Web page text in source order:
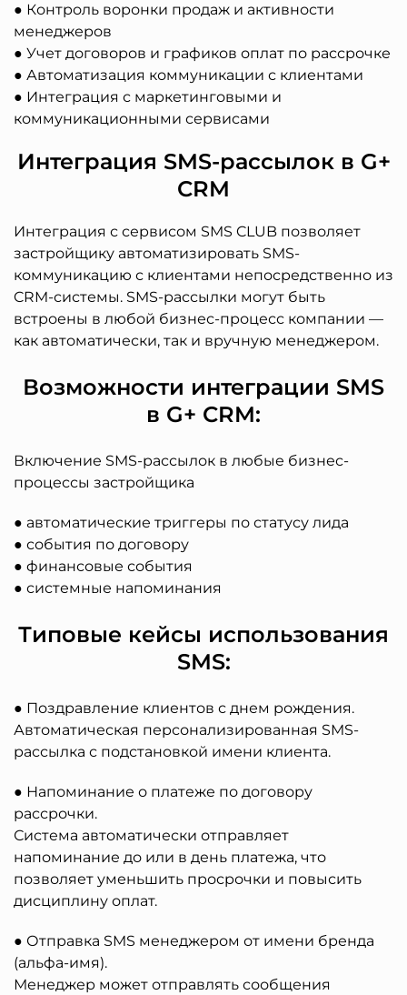
● Контроль воронки продаж и активности
менеджеров
● Учет договоров и графиков оплат по рассрочке
● Автоматизация коммуникации с клиентами
● Интеграция с маркетинговыми и
коммуникационными сервисами
Интеграция SMS-рассылок в G+
CRM
Интеграция с сервисом SMS CLUB позволяет
застройщику автоматизировать SMS-
коммуникацию с клиентами непосредственно из
CRM-системы. SMS-рассылки могут быть
встроены в любой бизнес-процесс компании —
как автоматически, так и вручную менеджером.
Возможности интеграции SMS
в G+ CRM:
Включение SMS-рассылок в любые бизнес-
процессы застройщика
● автоматические триггеры по статусу лида
● события по договору
● финансовые события
● системные напоминания
Типовые кейсы использования
SMS:
● Поздравление клиентов с днем рождения.
Автоматическая персонализированная SMS-
рассылка с подстановкой имени клиента.
● Напоминание о платеже по договору
рассрочки.
Система автоматически отправляет
напоминание до или в день платежа, что
позволяет уменьшить просрочки и повысить
дисциплину оплат.
● Отправка SMS менеджером от имени бренда
(альфа-имя).
Менеджер может отправлять сообщения